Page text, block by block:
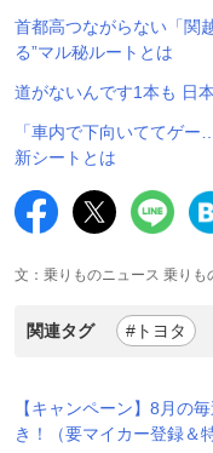
首都高つながらない「関
る”マル秘ルートとは
道がないんです1本も 日
「車内で下向いててゲ
新シートとは
文：乗りものニュース 乗りも
関連タグ #トヨタ
【キャンペーン】8月の
き！（要マイカー登録＆